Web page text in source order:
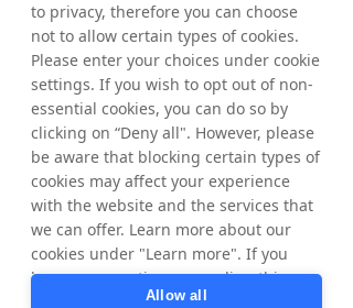
Tradedoubler si impegna a collaborare
strettamente con ogni cliente, aiutandolo a
generare fatturato e ad avere successo su
scala nazionale e internazionale. Tra gli
inserzionisti di Tradedoubler ci sono Accor,
Disneyland Paris, Microsoft Store, HP,
Expedia Group e CDON. Le azioni sono
quotate al Nasdaq sullo Stockholm
Exchange. Ulteriori informazioni sono
disponibili su www.tradedoubler.com
Download the English Press Release
to privacy, therefore you can choose
not to allow certain types of cookies.
Please enter your choices under cookie
settings. If you wish to opt out of non-
essential cookies, you can do so by
clicking on “Deny all". However, please
be aware that blocking certain types of
cookies may affect your experience
with the website and the services that
we can offer. Learn more about our
cookies under "Learn more". If you
have any questions regarding this,
Allow all